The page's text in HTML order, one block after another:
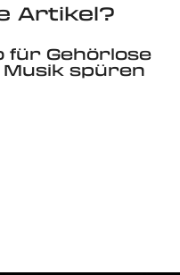
Artikel?
für Gehörlose
spüren